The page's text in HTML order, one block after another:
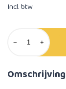
Incl. btw
− +
Omschrijving